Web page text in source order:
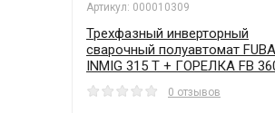
Артикул: 000010309
Трехфазный инверторный
сварочный полуавтомат
INMIG 315 T + ГОРЕЛКА FB
0 отзывов